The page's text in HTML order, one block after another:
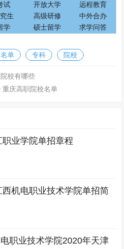
试 开放大学
远程教育
生 高级研修
中外合办
学 硕士留学 求学问答
名单 专科 院校
校有哪些
重庆高职院校名单
职业学院单招章程
西机电职业技术学院单招简
职业技术学院2020年天津